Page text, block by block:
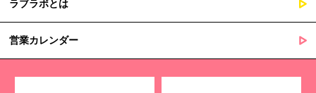
ラブラボとは
営業カレンダー